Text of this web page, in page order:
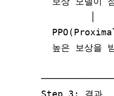
높은 보상을
Step 3: 결과